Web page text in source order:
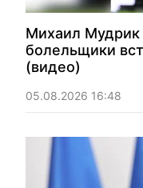
Михаил Мудрик
болельщики
(видео)
05.08.2026 16:48